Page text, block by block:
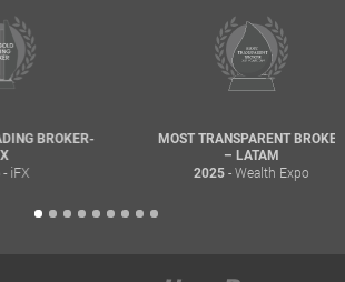
BROKER-
MOST TRANSPARENT BROKER
– LATAM
2025- Wealth Expo